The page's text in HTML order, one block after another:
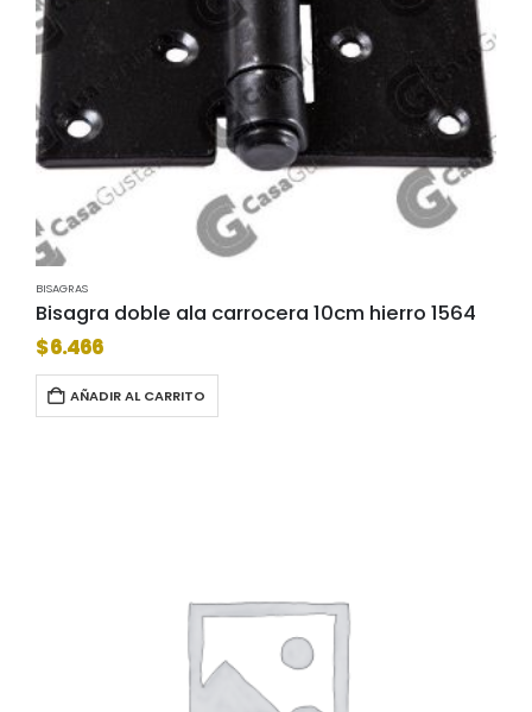
BISAGRAS
Bisagra doble ala carrocera 10cm hierro 1564
$6.466
AÑADIR AL CARRITO